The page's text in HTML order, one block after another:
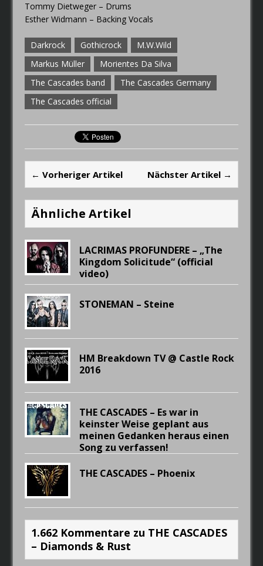
Tommy Dietweger – Drums
Esther Widmann – Backing Vocals
Darkrock Gothicrock
M.W.Wild
Markus Müller
Morientes Da Silva
The Cascades band
The Cascades Germany
The Cascades official
← Vorheriger Artikel Nächster Artikel →
Ähnliche Artikel
LACRIMAS PROFUNDERE – „The
Kingdom Solicitude“ (official
video)
STONEMAN – Steine
HM Breakdown TV @ Castle Rock
2016
THE CASCADES – Es war in
keinster Weise geplant aus
meinen Gedanken heraus einen
Song zu verfassen!
THE CASCADES – Phoenix
1.662 Kommentare zu THE CASCADES
– Diamonds & Rust